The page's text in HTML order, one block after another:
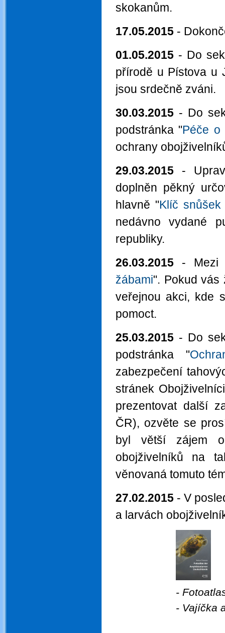
skokanům.
17.05.2015 -
01.05.2015 - Do
přírodě u Pístova u
jsou srdečně zváni.
30.03.2015 - Do
podstránka "Péče o
ochrany
29.03.2015 -
doplněn pěkný
hlavně "Klíč
nedávno vydané
republiky.
26.03.2015 - Mezi
žábami". Pokud vás
veřejnou akci, kde
pomoct.
25.03.2015 - Do
podstránka "
zabezpečení
stránek
prezentovat další
ČR), ozvěte se
byl větší zájem o
obojživelníků na
věnovaná tomuto
27.02.2015 - V
a larvách
-
- Vajíčka